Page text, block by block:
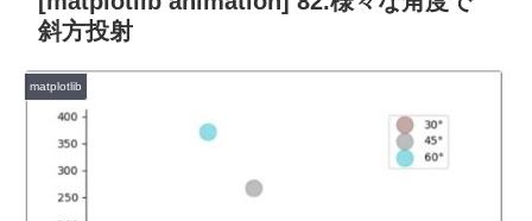
斜方投射
matplotlib